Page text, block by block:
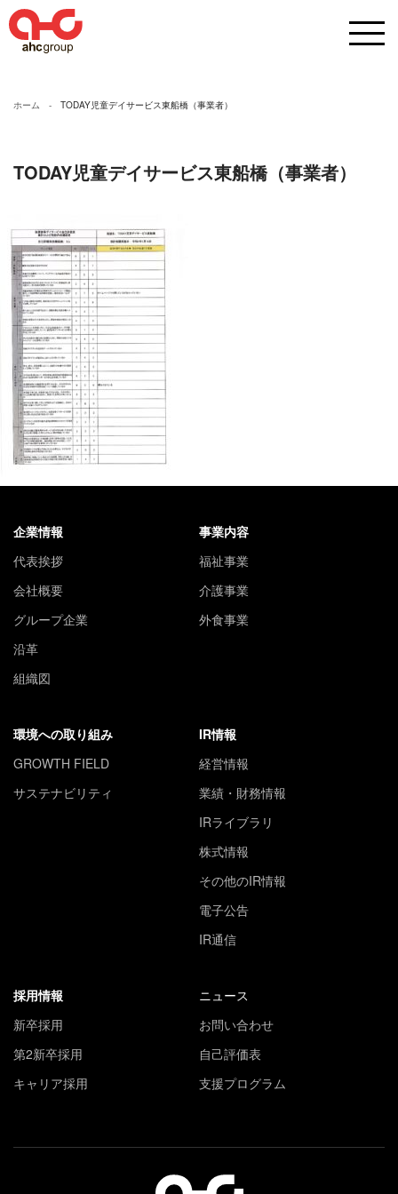
ホーム TODAY児童デイサービス東船橋（事業者）
TODAY児童デイサービス東船橋（事業者）
企業情報
代表挨拶
会社概要
グループ企業
沿革
組織図
事業内容
福祉事業
介護事業
外食事業
環境への取り組み
GROWTH FIELD
サステナビリティ
IR情報
経営情報
業績・財務情報
IRライブラリ
株式情報
その他のIR情報
電子公告
IR通信
採用情報
新卒採用
第2新卒採用
キャリア採用
ニュース
お問い合わせ
自己評価表
支援プログラム